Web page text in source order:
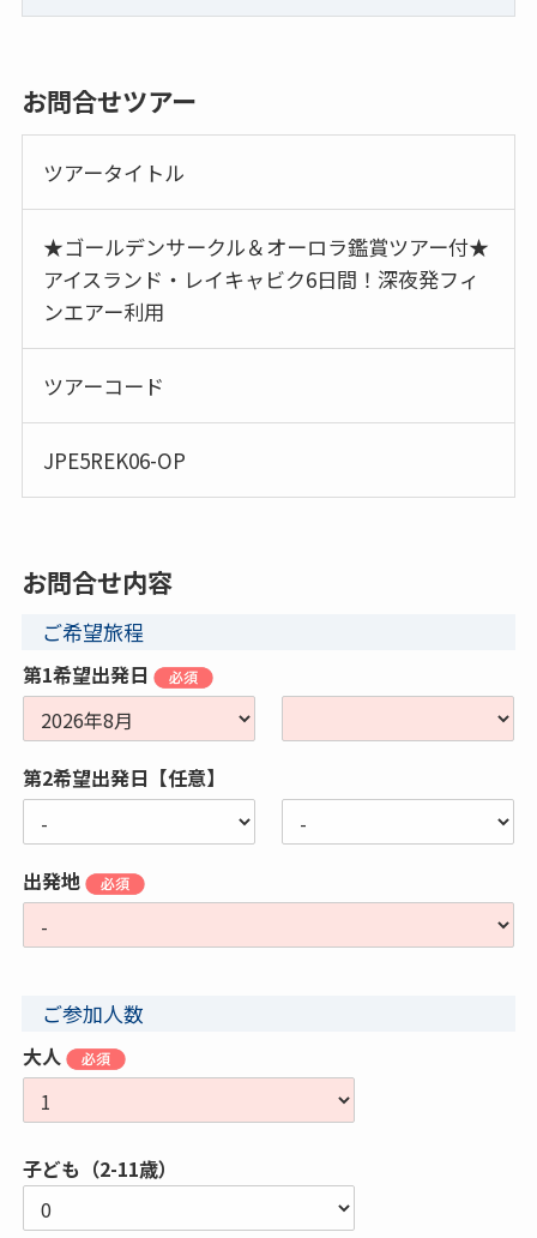
お問合せツアー
ツアータイトル
★ゴールデンサークル＆オーロラ鑑賞ツアー付★
アイスランド・レイキャビク6日間！深夜発フィ
ンエアー利用
ツアーコード
JPE5REK06-OP
お問合せ内容
ご希望旅程
第1希望出発日
第2希望出発日【任意】
出発地
ご参加人数
大人
子ども（2-11歳）